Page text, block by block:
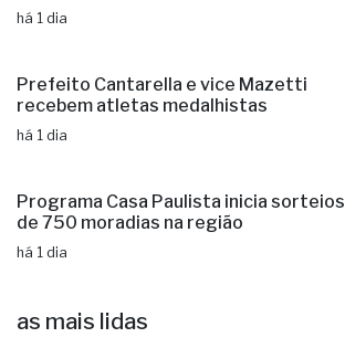
há 1 dia
Prefeito Cantarella e vice Mazetti
recebem atletas medalhistas
há 1 dia
Programa Casa Paulista inicia sorteios
de 750 moradias na região
há 1 dia
as mais lidas